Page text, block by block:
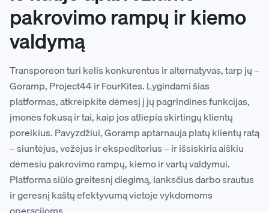
pakrovimo rampų ir kiemo
valdymą
Transporeon turi kelis konkurentus ir alternatyvas, tarp jų –
Goramp, Project44 ir FourKites. Lygindami šias
platformas, atkreipkite dėmesį į jų pagrindines funkcijas,
įmonės fokusą ir tai, kaip jos atliepia skirtingų klientų
poreikius. Pavyzdžiui, Goramp aptarnauja platų klientų ratą
– siuntėjus, vežėjus ir ekspeditorius – ir išsiskiria aiškiu
dėmesiu pakrovimo rampų, kiemo ir vartų valdymui.
Platforma siūlo greitesnį diegimą, lanksčius darbo srautus
ir geresnį kaštų efektyvumą vietoje vykdomoms